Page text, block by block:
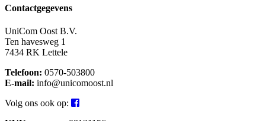
Contactgegevens
UniCom Oost B.V.
Ten havesweg 1
7434 RK Lettele
Telefoon: 0570-503800
E-mail: info@unicomoost.nl
Volg ons ook op: